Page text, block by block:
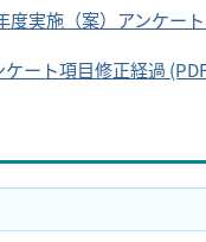
度実施（案）アンケー
ケート項目修正経過